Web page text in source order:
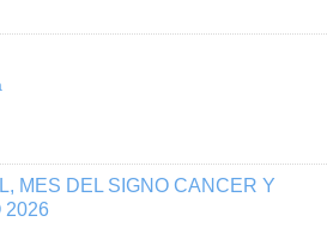
MES DEL SIGNO CANCER Y
2026